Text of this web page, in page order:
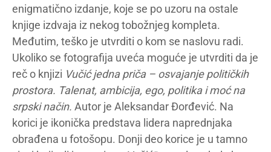
enigmatično izdanje, koje se po uzoru na ostale
knjige izdvaja iz nekog tobožnjeg kompleta.
Međutim, teško je utvrditi o kom se naslovu radi.
Ukoliko se fotografija uveća moguće je utvrditi da je
reč o knjizi Vučić jedna priča – osvajanje političkih
prostora. Talenat, ambicija, ego, politika i moć na
srpski način. Autor je Aleksandar Đorđević. Na
korici je ikonička predstava lidera naprednjaka
obrađena u fotošopu. Donji deo korice je u tamno